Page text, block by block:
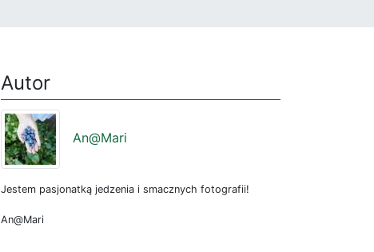
Autor
An@Mari
Jestem pasjonatką jedzenia i smacznych fotografii!
An@Mari